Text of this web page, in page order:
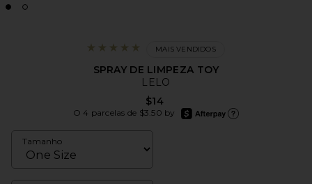
MAIS VENDIDOS
SPRAY DE LIMPEZA TOY
LELO
$14
O 4 parcelas de $3.50 by
afterpay
Tamanho